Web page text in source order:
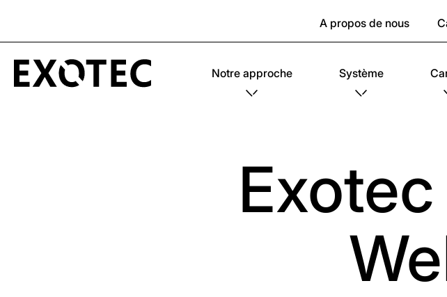
A propos de nous
Notre approche Système